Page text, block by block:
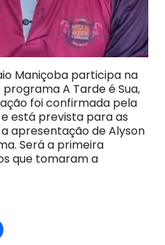
Maniçoba participa na
A Tarde é Sua,
foi confirmada pela
está prevista para as
apresentação de Alyson
Será a primeira
que tomaram a